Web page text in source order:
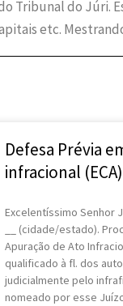
Tribunal do Júri.
etc.
Defesa Prévia
infracional (ECA)
Excelentíssimo Senhor
__ (cidade/estado).
Apuração de Ato
qualificado à fl. dos
judicialmente pelo
nomeado por esse